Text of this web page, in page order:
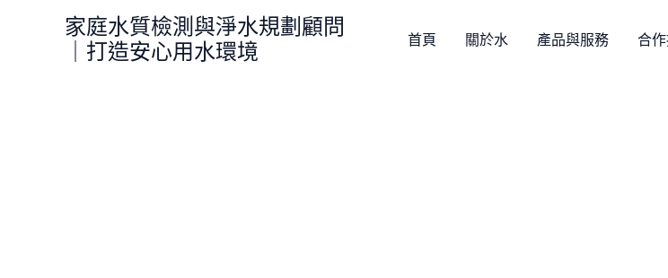
家庭水質檢測與淨水規劃顧問
｜打造安心用水環境
首頁 關於水 產品與服務 合